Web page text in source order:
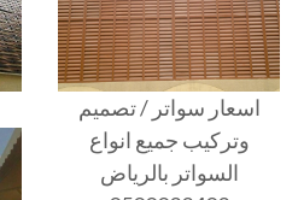
اسعار سواتر / تصميم
وتركيب جميع انواع
السواتر بالرياض